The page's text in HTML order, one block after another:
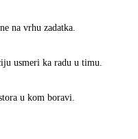
na vrhu zadatka.
usmeri ka radu u timu.
u kom boravi.